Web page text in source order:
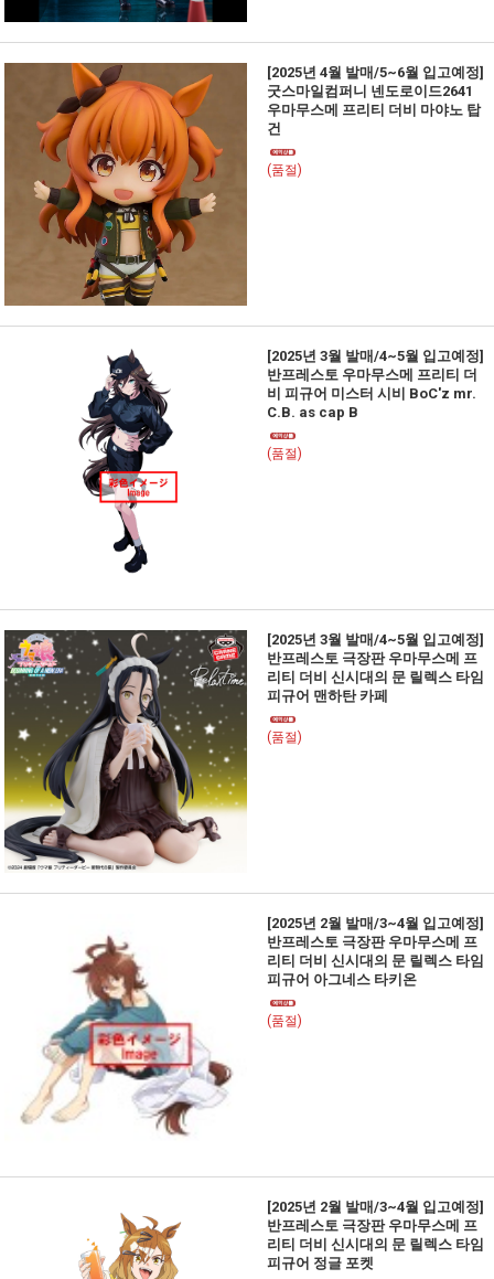
[2025년 4월 발매/5~6월 입고예정]
굿스마일컴퍼니 넨도로이드2641
우마무스메 프리티 더비 마야노 탑
건
(품절)
[2025년 3월 발매/4~5월 입고예정]
반프레스토 우마무스메 프리티 더
비 피규어 미스터 시비 BoC'z mr.
C.B. as cap B
(품절)
[2025년 3월 발매/4~5월 입고예정]
반프레스토 극장판 우마무스메 프
리티 더비 신시대의 문 릴렉스 타임
피규어 맨하탄 카페
(품절)
[2025년 2월 발매/3~4월 입고예정]
반프레스토 극장판 우마무스메 프
리티 더비 신시대의 문 릴렉스 타임
피규어 아그네스 타키온
(품절)
[2025년 2월 발매/3~4월 입고예정]
반프레스토 극장판 우마무스메 프
리티 더비 신시대의 문 릴렉스 타임
피규어 정글 포켓